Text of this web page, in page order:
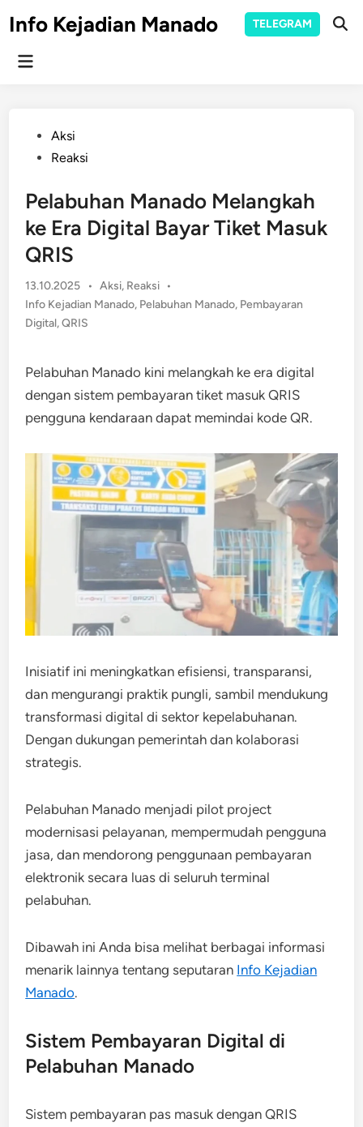
toInfo Kejadian Manado TELEGRAM
Main
PostedAksi
Reaksi
Pelabuhan Manado Melangkah
ke Era Digital Bayar Tiket Masuk
QRIS
13.10.2025 • Posted
in
Aksi, Reaksi •
Info Kejadian Manado, Pelabuhan Manado, Pembayaran
Digital,QRIS
Pelabuhan Manado kini melangkah ke era digital
dengan sistem pembayaran tiket masuk QRIS
pengguna kendaraan dapat memindai kode QR.
Inisiatif ini meningkatkan efisiensi, transparansi,
dan mengurangi praktik pungli, sambil mendukung
transformasi digital di sektor kepelabuhanan.
Dengan dukungan pemerintah dan kolaborasi
strategis.
Pelabuhan Manado menjadi pilot project
modernisasi pelayanan, mempermudah pengguna
jasa, dan mendorong penggunaan pembayaran
elektronik secara luas di seluruh terminal
pelabuhan.
Dibawah ini Anda bisa melihat berbagai informasi
menarik lainnya tentang seputaran Info Kejadian
Manado.
Sistem Pembayaran Digital di
Pelabuhan Manado
Sistem pembayaran pas masuk dengan QRIS